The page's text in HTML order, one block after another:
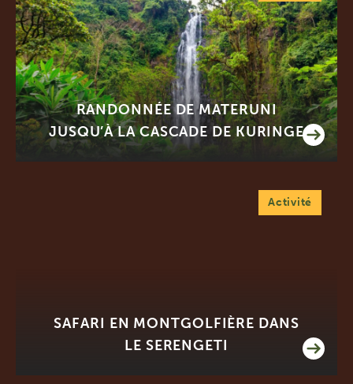
RANDONNÉE DE MATERUNI
JUSQU’À LA CASCADE DE KURINGE
Activité
SAFARI EN MONTGOLFIÈRE DANS
LE SERENGETI